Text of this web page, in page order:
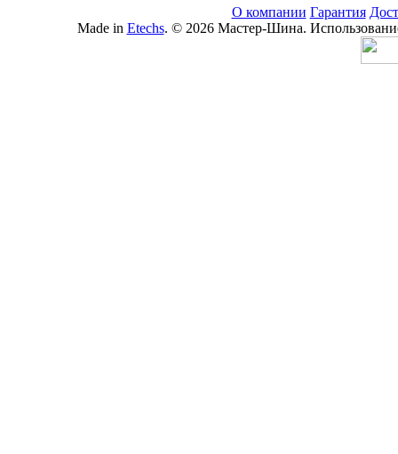
О компании Гарантия
Made in Etechs. © 2026 Мастер-Шина.